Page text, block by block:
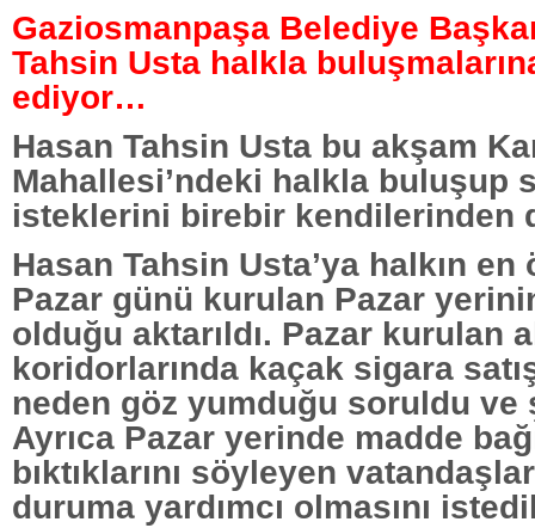
Gaziosmanpaşa Belediye
Tahsin Usta halkla
ediyor…
Hasan Tahsin Usta bu akşam
Mahallesi’ndeki halkla buluşup
isteklerini birebir kendilerinden
Hasan Tahsin Usta’ya halkın
Pazar günü kurulan Pazar
olduğu aktarıldı. Pazar kurulan
koridorlarında kaçak sigara
neden göz yumduğu soruldu ve
Ayrıca Pazar yerinde madde
bıktıklarını söyleyen
duruma yardımcı olmasını